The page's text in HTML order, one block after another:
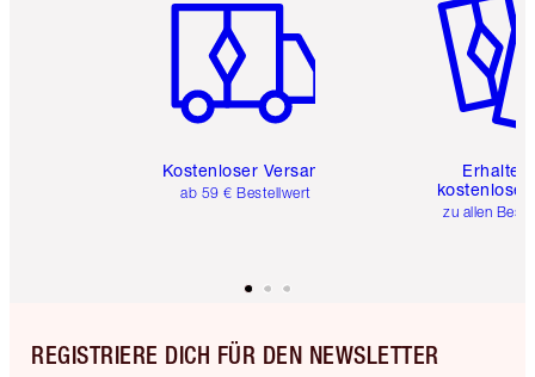
Kostenloser Versand
ab 59 € Bestellwert
Erhalte
kostenlose
zu allen
REGISTRIERE DICH FÜR DEN NEWSLETTER